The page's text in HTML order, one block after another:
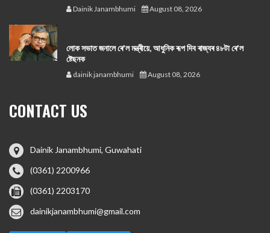
Dainik Janambhumi August 08, 2026
লোক সভাত জনালে ৰে'ল মন্ত্ৰীয়ে, আধুনিক ৰূপ দিব ৰাজ্যৰ ৪৮টা ৰে'ল
ষ্টেছনক
dainik janambhumi August 08, 2026
CONTACT US
Dainik Janambhumi, Guwahati
(0361) 2200966
(0361) 2203170
dainikjanambhumi@gmail.com